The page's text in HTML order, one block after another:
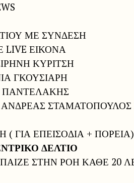
ΜΕ ΣΥΝΔΕΣΗ
ΕΙΚΟΝΑ
ΚΥΡΙΤΣΗ
ΓΚΟΥΣΙΑΡΗ
ΠΑΝΤΕΛΑΚΗΣ
ΑΝΔΡΕΑΣ
( ΓΙΑ ΕΠΕΙΣΟΔΙΑ + ΠΟΡΕΙΑ)
ΔΕΛΤΙΟ
ΣΤΗΝ ΡΟΗ ΚΑΘΕ 20